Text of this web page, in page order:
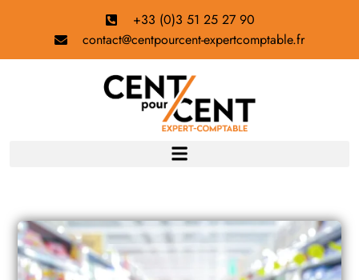
+33 (0)3 51 25 27 90
contact@centpourcent-expertcomptable.fr